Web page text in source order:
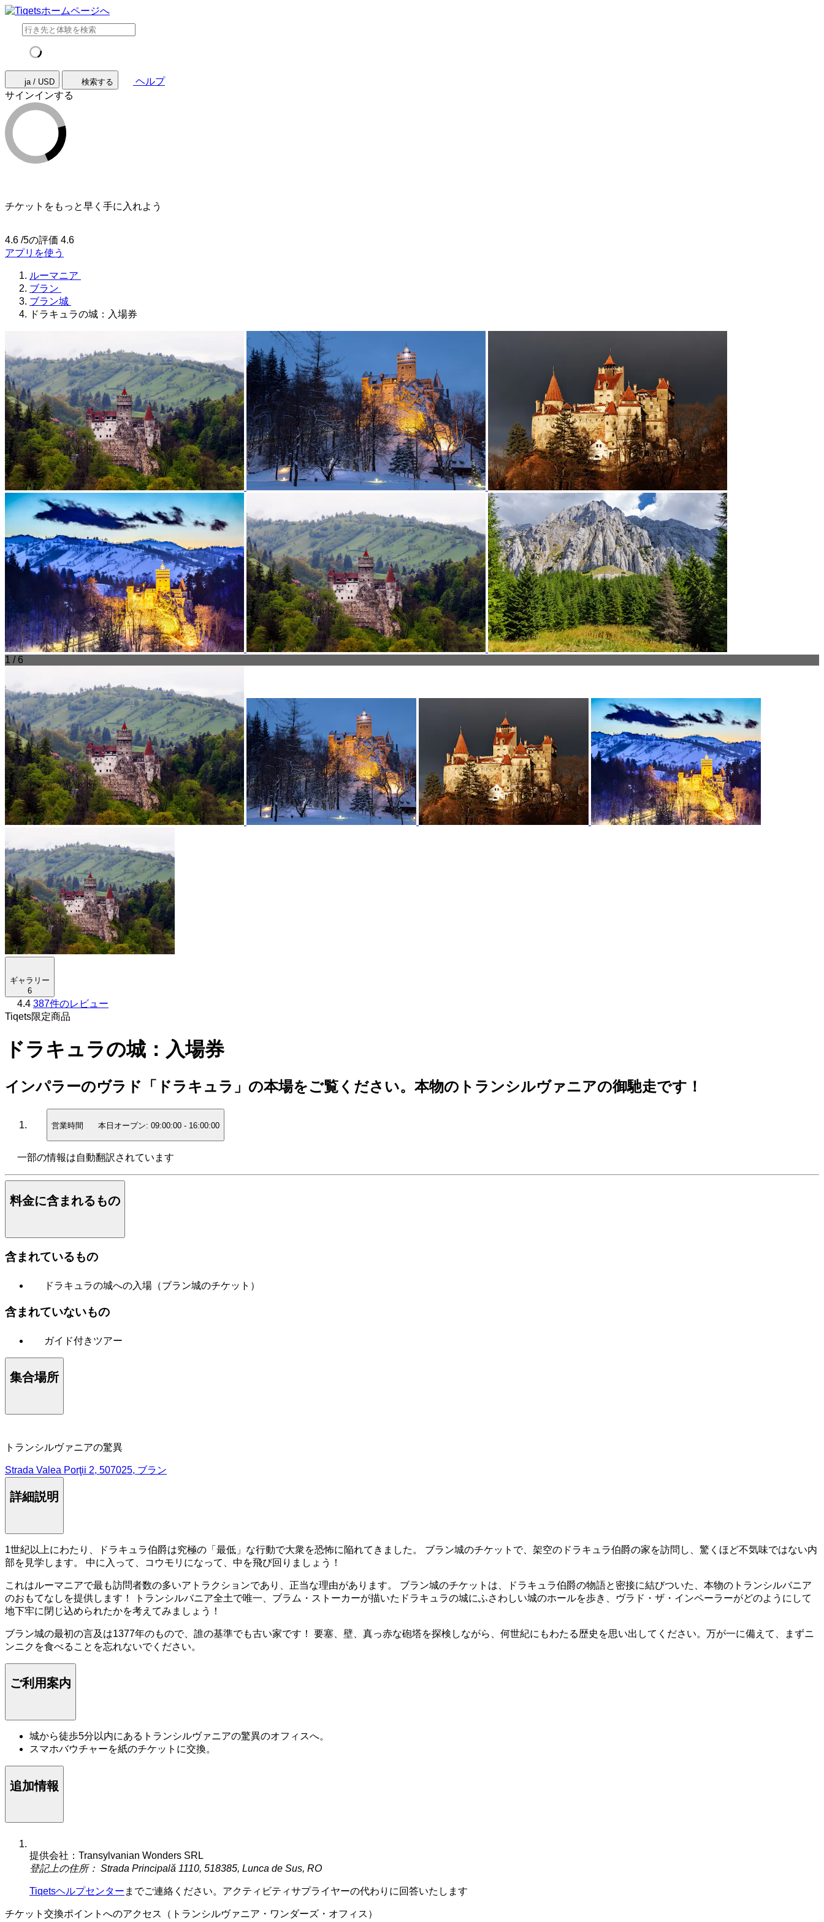
ja / USD 検索する
ヘルプ
サインインする
チケットをもっと早く手に入れよう
4.6 /5の評価 4.6
アプリを使う
ルーマニア
ブラン
ブラン城
ドラキュラの城：入場券
1 / 6
ギャラリー
6
4.4 387件のレビュー
Tiqets限定商品
ドラキュラの城：入場券
インパラーのヴラド「ドラキュラ」の本場をご覧ください。本物のトランシルヴァニアの御馳走です！
営業時間 本日オープン: 09:00:00 - 16:00:00
一部の情報は自動翻訳されています
料金に含まれるもの
含まれているもの
ドラキュラの城への入場（ブラン城のチケット）
含まれていないもの
ガイド付きツアー
集合場所
トランシルヴァニアの驚異
Strada Valea Porţii 2, 507025, ブラン
詳細説明
1世紀以上にわたり、ドラキュラ伯爵は究極の「最低」な行動で大衆を恐怖に陥れてきました。 ブラン城のチケットで、架空のドラキュラ伯爵の家を訪問し、驚くほど不気味ではない内
部を見学します。 中に入って、コウモリになって、中を飛び回りましょう！
これはルーマニアで最も訪問者数の多いアトラクションであり、正当な理由があります。 ブラン城のチケットは、ドラキュラ伯爵の物語と密接に結びついた、本物のトランシルバニア
のおもてなしを提供します！ トランシルバニア全土で唯一、ブラム・ストーカーが描いたドラキュラの城にふさわしい城のホールを歩き、ヴラド・ザ・インペーラーがどのようにして
地下牢に閉じ込められたかを考えてみましょう！
ブラン城の最初の言及は1377年のもので、誰の基準でも古い家です！ 要塞、壁、真っ赤な砲塔を探検しながら、何世紀にもわたる歴史を思い出してください。万が一に備えて、まずニ
ンニクを食べることを忘れないでください。
ご利用案内
城から徒歩5分以内にあるトランシルヴァニアの驚異のオフィスへ。
スマホバウチャーを紙のチケットに交換。
追加情報
提供会社：Transylvanian Wonders SRL
登記上の住所： Strada Principală 1110, 518385, Lunca de Sus, RO
Tiqetsヘルプセンター までご連絡ください。アクティビティサプライヤーの代わりに回答いたします
チケット交換ポイントへのアクセス（トランシルヴァニア・ワンダーズ・オフィス）